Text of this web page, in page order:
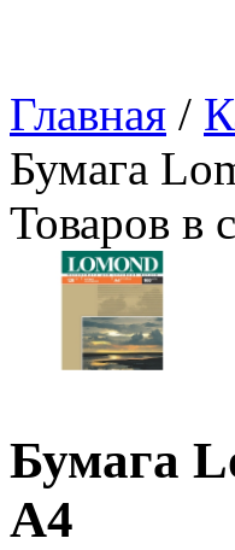
Главная /
Бумага
Товаров в
Бумага
A4